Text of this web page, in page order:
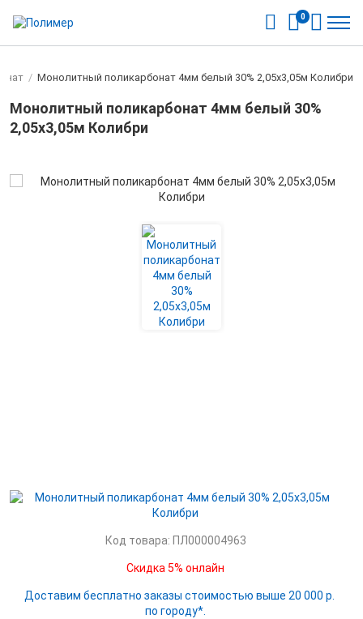
0
/ Монолитный поликарбонат 4мм белый 30% 2,05х3,05м Колибри
Монолитный поликарбонат 4мм белый 30%
2,05х3,05м Колибри
Код товара: ПЛ000004963
Скидка 5% онлайн
Доставим бесплатно заказы стоимостью выше 20 000 р.
по городу*.